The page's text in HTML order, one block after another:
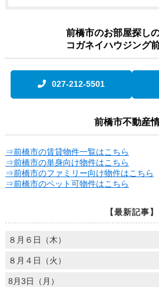
前橋市のお部屋探し
コガネイハウジング
027-212-5501
前橋市不動産
⇒前橋市の賃貸物件一覧はこちら
⇒前橋市の単身向け物件はこちら
⇒前橋市のファミリー向け物件はこちら
⇒前橋市のペット可物件はこちら
【最新記事】
８月６日（木）
８月４日（火）
8月3日（月）